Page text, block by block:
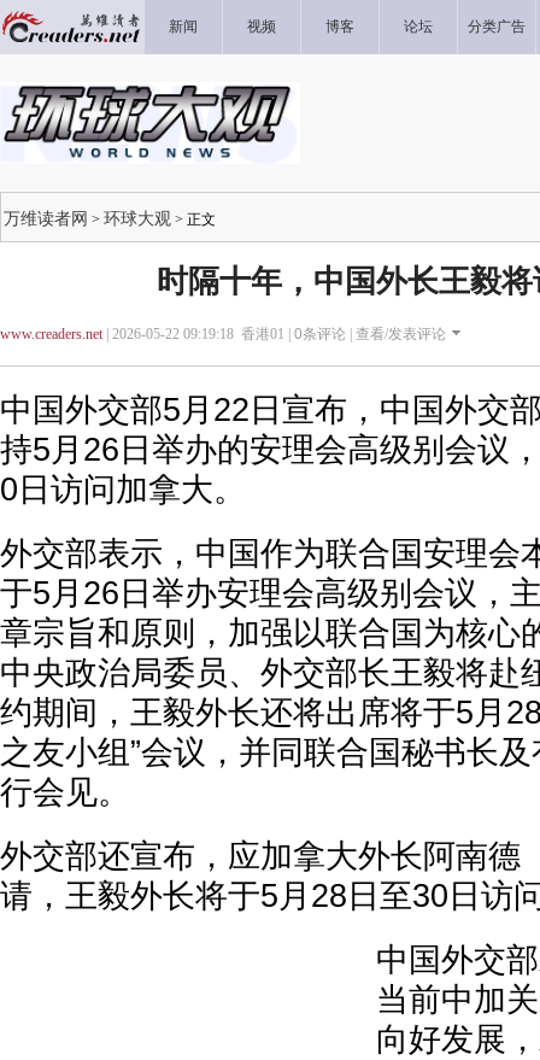
新闻 视频 博客 论坛 分类广告
万维读者网 > 环球大观 > 正文
时隔十年，中国外长王毅
www.creaders.net| 2026-05-22 09:19:18 香港01 | 0条评论 | 查看/发表评论
中国外交部5月22日宣布，中国外交
持5月26日举办的安理会高级别会议
0日访问加拿大。
外交部表示，中国作为联合国安理会
于5月26日举办安理会高级别会议，
章宗旨和原则，加强以联合国为核心
中央政治局委员、外交部长王毅将赴
约期间，王毅外长还将出席将于5月
之友小组”会议，并同联合国秘书长
行会见。
外交部还宣布，应加拿大外长阿南德
请，王毅外长将于5月28日至30日访
中国外交
当前中加
向好发展